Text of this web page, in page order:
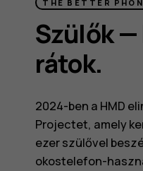
THE BETTER
Szülők
rátok.
2024-ben a HMD
Projectet, amely
ezer szülővel
okostelefon-